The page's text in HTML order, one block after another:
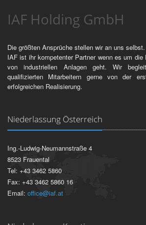
IAF Holding GmbH
Die größten Ansprüche stellen wir an uns selbst.
IAF ist ihr kompetenter Partner wenn es um die
von industriellen Anlagen geht. Wir
qualifizierten Mitarbeitern gerne von der
erfolgreichen Realisierung.
Niederlassung Österreich
Ing.-Ludwig-Neumannstraße 4
8523 Frauental
Tel: +43 3462 5860
Fax: +43 3462 5860 16
Email: office@iaf.at